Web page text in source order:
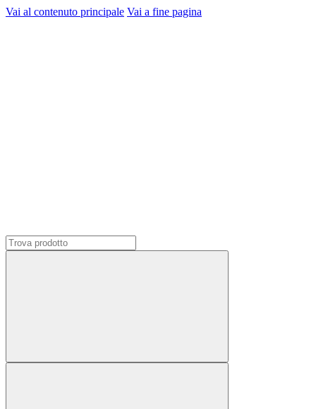
Vai al contenuto principale Vai a fine pagina